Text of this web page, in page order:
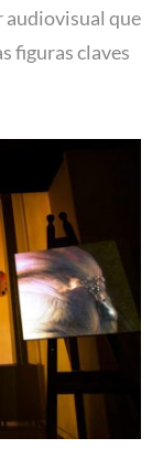
audiovisual que
figuras claves